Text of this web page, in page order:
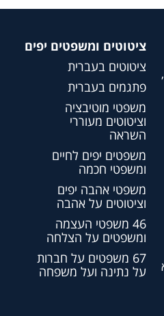
ציטוטים ומשפטים יפים
ציטוטים בעברית
פתגמים בעברית
משפטי מוטיבציה
וציטוטים מעוררי
השראה
משפטים יפים לחיים
ומשפטי חכמה
משפטי אהבה יפים
וציטוטים על אהבה
46 משפטי העצמה
ומשפטים על הצלחה
67 משפטים על חברות
על נתינה ועל משפחה